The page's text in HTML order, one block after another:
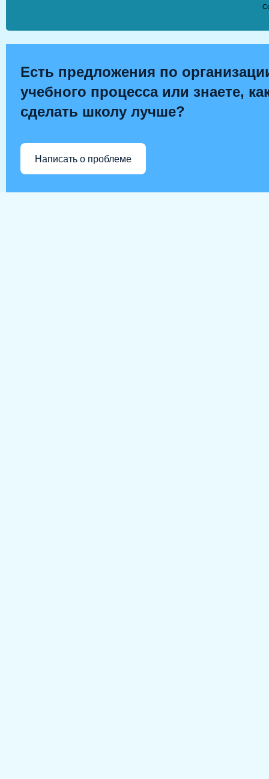
Есть предложения по
учебного процесса или знаете,
сделать школу лучше?
Написать о проблеме